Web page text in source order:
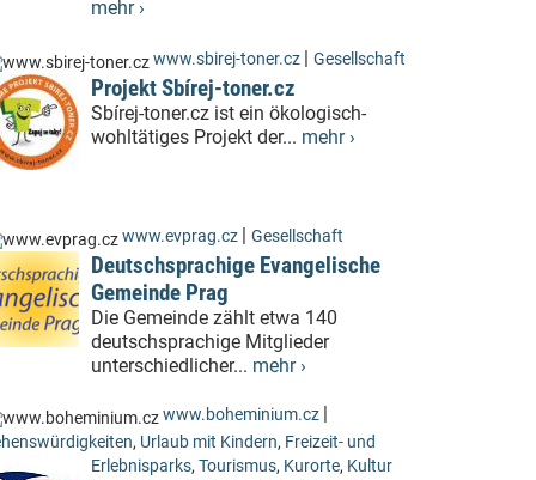
mehr ›
www.sbirej-toner.cz | Gesellschaft
Projekt Sbírej-toner.cz
Sbírej-toner.cz ist ein ökologisch-
wohltätiges Projekt der... mehr ›
www.evprag.cz | Gesellschaft
Deutschsprachige Evangelische
Gemeinde Prag
Die Gemeinde zählt etwa 140
deutschsprachige Mitglieder
unterschiedlicher... mehr ›
www.boheminium.cz |
, Urlaub mit Kindern, Freizeit- und
Erlebnisparks, Tourismus, Kurorte, Kultur